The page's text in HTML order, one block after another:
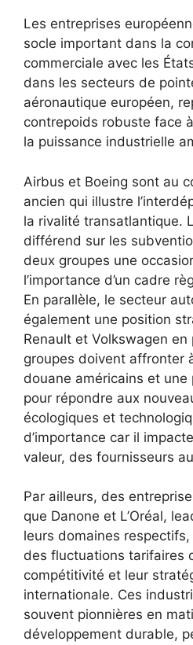
Les entreprises
socle important dans la
commerciale avec les
dans les secteurs de
aéronautique européen,
contrepoids robuste face
la puissance industrielle
Airbus et Boeing sont au
ancien qui illustre
la rivalité transatlantique.
différend sur les
deux groupes une
l’importance d’un cadre
En parallèle, le secteur
également une position
Renault et Volkswagen en
groupes doivent affronter
douane américains et une
pour répondre aux
écologiques et
d’importance car il
valeur, des fournisseurs
Par ailleurs, des
que Danone et L’Oréal,
leurs domaines
des fluctuations tarifaires
compétitivité et leur
internationale. Ces
souvent pionnières en
développement durable,